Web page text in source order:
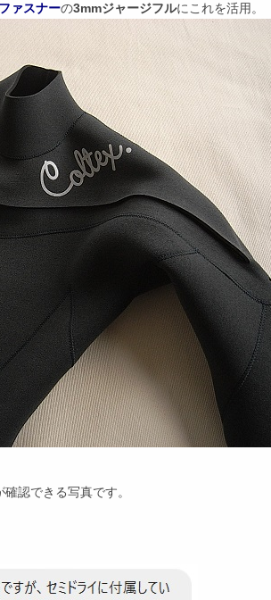
ァスナーの3mmジャージフルにこれを活用。
認できる写真です。